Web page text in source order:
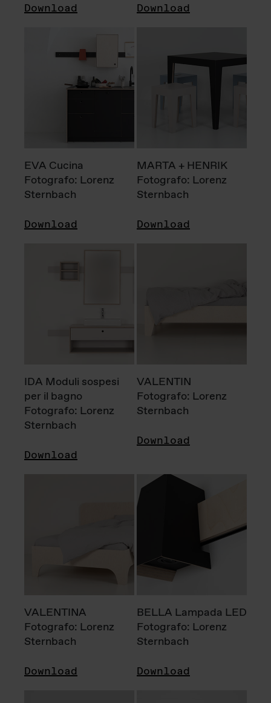
Download Download
EVA Cucina
Fotografo: Lorenz
Sternbach
Download
MARTA + HENRIK
Fotografo: Lorenz
Sternbach
Download
IDA Moduli sospesi
per il bagno
Fotografo: Lorenz
Sternbach
Download
VALENTIN
Fotografo: Lorenz
Sternbach
Download
VALENTINA
Fotografo: Lorenz
Sternbach
Download
BELLA Lampada LED
Fotografo: Lorenz
Sternbach
Download